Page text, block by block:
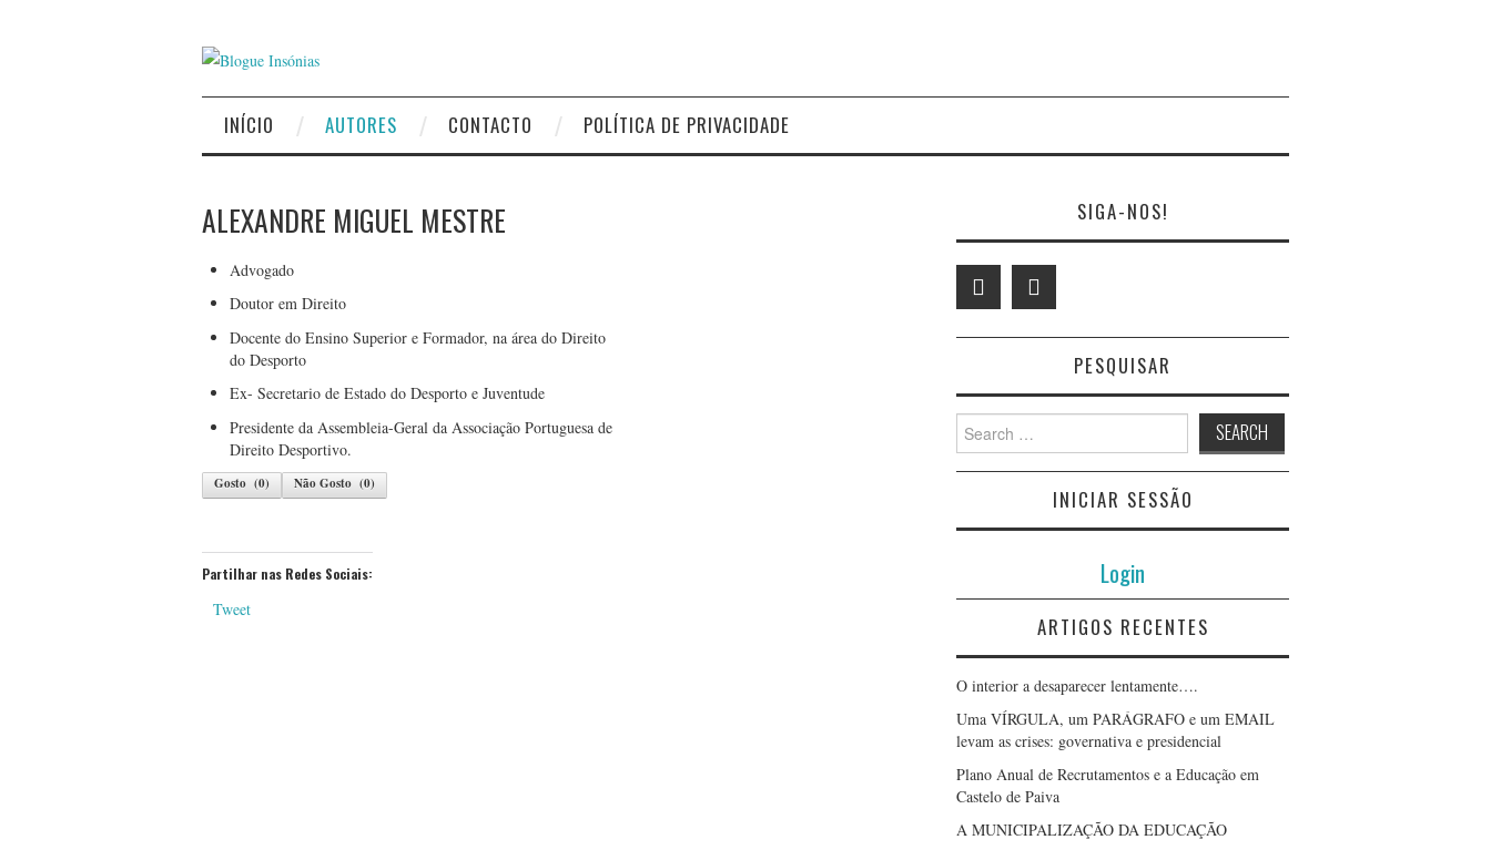
INÍCIO AUTORES CONTACTO POLÍTICA DE PRIVACIDADE
ALEXANDRE MIGUEL MESTRE
Advogado
Doutor em Direito
Docente do Ensino Superior e Formador, na área do Direito
do Desporto
Ex- Secretario de Estado do Desporto e Juventude
Presidente da Assembleia-Geral da Associação Portuguesa de
Direito Desportivo.
Gosto (0) Não Gosto (0)
Partilhar nas Redes Sociais:
Tweet
SIGA-NOS!
PESQUISAR
Search
for:
INICIAR SESSÃO
Login
ARTIGOS RECENTES
O interior a desaparecer lentamente….
Uma VÍRGULA, um PARÁGRAFO e um EMAIL
levam as crises: governativa e presidencial
Plano Anual de Recrutamentos e a Educação em
Castelo de Paiva
A MUNICIPALIZAÇÃO DA EDUCAÇÃO